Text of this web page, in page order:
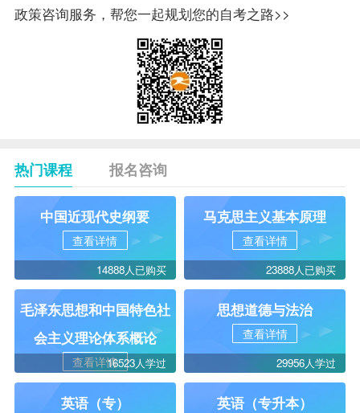
政策咨询服务，帮您一起规划您的自考之路>>
热门课程 报名咨询
中国近现代史纲要
查看详情
14888人已购买
马克思主义基本原理
查看详情
23888人已购买
毛泽东思想和中国特色社
会主义理论体系概论
查看详情16523人学过
思想道德与法治
查看详情
29956人学过
英语（专） 英语（专升本）